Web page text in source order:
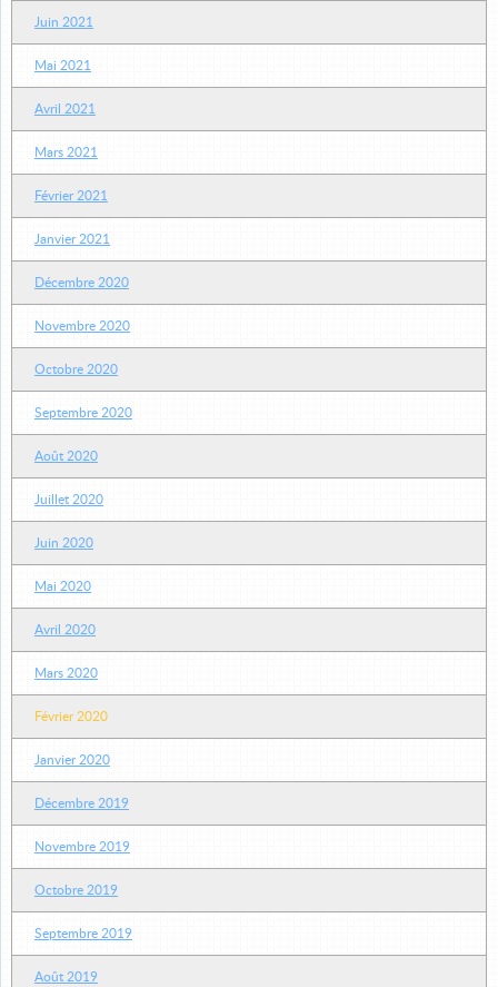
Juin 2021
Mai 2021
Avril 2021
Mars 2021
Février 2021
Janvier 2021
Décembre 2020
Novembre 2020
Octobre 2020
Septembre 2020
Août 2020
Juillet 2020
Juin 2020
Mai 2020
Avril 2020
Mars 2020
Février 2020
Janvier 2020
Décembre 2019
Novembre 2019
Octobre 2019
Septembre 2019
Août 2019